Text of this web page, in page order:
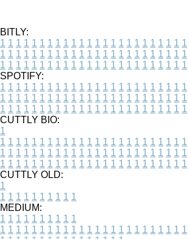
BITLY:
1 1 1 1 1 1 1 1 1 1 1 1 1 1 1 1 1 1 1 1 1 1 1 1
1 1 1 1 1 1 1 1 1 1 1 1 1 1 1 1 1 1 1 1 1 1 1 1
1 1 1 1 1 1 1 1 1 1 1 1 1 1 1 1 1 1 1 1 1 1 1 1
SPOTIFY:
1 1 1 1 1 1 1 1 1 1 1 1 1 1 1 1 1 1 1 1 1 1 1 1
1 1 1 1 1 1 1 1 1 1 1 1 1 1 1 1 1 1 1 1 1 1 1 1
1 1 1 1 1 1 1 1 1 1 1 1 1 1 1 1 1 1 1 1 1 1 1 1
CUTTLY BIO:
1
1 1 1 1 1 1 1 1 1 1 1 1 1 1 1 1 1 1 1 1 1 1 1 1
1 1 1 1 1 1 1 1 1 1 1 1 1 1 1 1 1 1 1 1 1 1 1 1
1 1 1 1 1 1 1 1 1 1 1 1 1 1 1 1 1 1 1 1 1 1 1 1
CUTTLY OLD:
1
1 1 1 1 1 1 1 1 1 1
MEDIUM:
1 1 1 1 1 1 1 1 1 1
1 1 1 1 1 1 1 1 1 1 1 1 1 1 1 1 1 1 1 1 1 1 1 1